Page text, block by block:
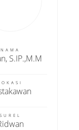
NAMA
S.IP.,M.M
SUREL